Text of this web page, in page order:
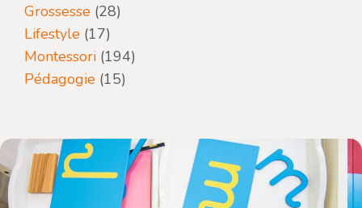
Grossesse (28)
Lifestyle (17)
Montessori (194)
Pédagogie (15)